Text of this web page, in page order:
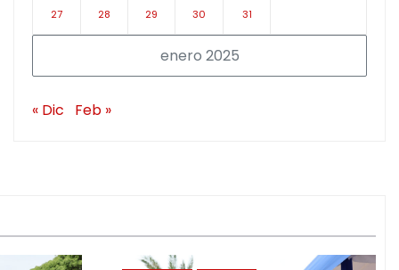
enero 2025
27 28 29 30 31
« Dic Feb »